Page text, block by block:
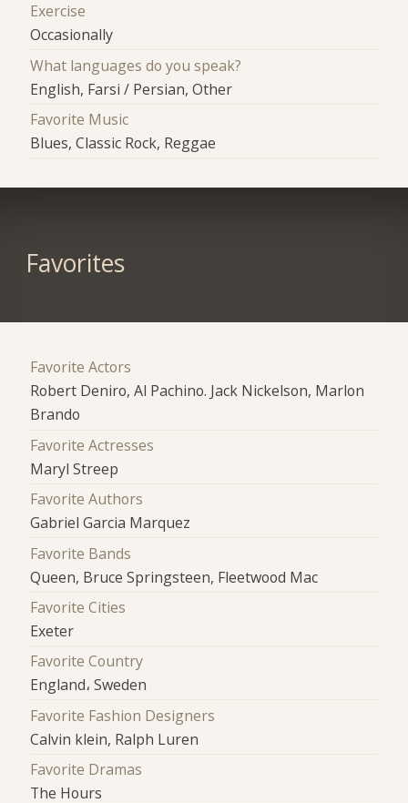
Exercise
Occasionally
What languages do you speak?
English, Farsi / Persian, Other
Favorite Music
Blues, Classic Rock, Reggae
Favorites
Favorite Actors
Robert Deniro, Al Pachino. Jack Nickelson, Marlon
Brando
Favorite Actresses
Maryl Streep
Favorite Authors
Gabriel Garcia Marquez
Favorite Bands
Queen, Bruce Springsteen, Fleetwood Mac
Favorite Cities
Exeter
Favorite Country
England، Sweden
Favorite Fashion Designers
Calvin klein, Ralph Luren
Favorite Dramas
The Hours